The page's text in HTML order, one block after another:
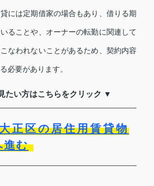
には定期借家の場合もあり、借りる期
ることや、オーナーの転勤に関連して
なわれないことがあるため、契約内容
必要があります。
たい方はこちらをクリック ▼
正区の居住用賃貸物
進む